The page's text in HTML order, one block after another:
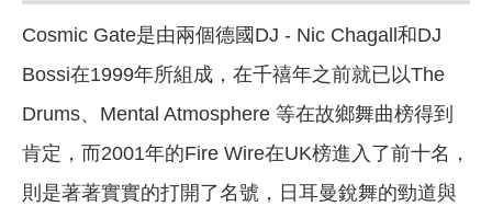
Cosmic Gate是由兩個德國DJ - Nic Chagall和DJ
Bossi在1999年所組成，在千禧年之前就已以The
Drums、Mental Atmosphere 等在故鄉舞曲榜得到
肯定，而2001年的Fire Wire在UK榜進入了前十名，
則是著著實實的打開了名號，日耳曼銳舞的勁道與